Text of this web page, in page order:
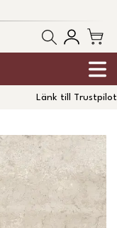
Länk till Trustpilot